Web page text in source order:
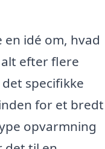
idé om, hvad
efter flere
specifikke
for et bredt
opvarmning